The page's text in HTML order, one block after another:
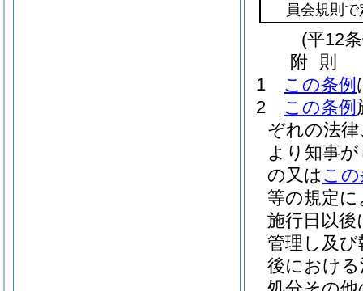
員会規則
(平12
附 則
1
この条例
2
この条例
ぞれの法
より知事
の又は こ
等の規定
施行日以
管理し及
後におけ